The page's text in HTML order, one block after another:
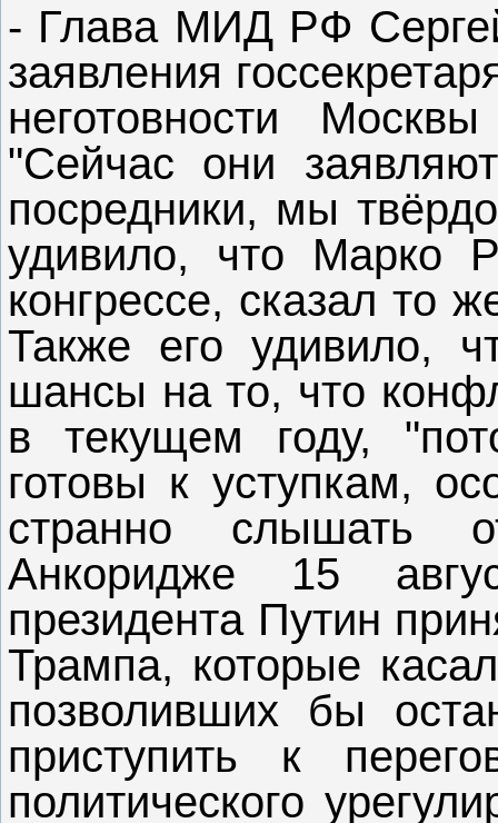
- Глава МИД РФ
заявления
неготовности
"Сейчас они
посредники, мы
удивило, что Марко
конгрессе, сказал то
Также его удивило,
шансы на то, что
в текущем году,
готовы к уступкам,
странно слышать
Анкоридже 15
президента Путин
Трампа, которые
позволивших бы
приступить к
политического